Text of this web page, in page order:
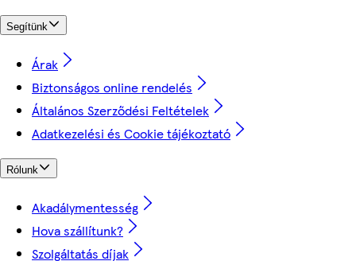
Segítünk
Árak
Biztonságos online rendelés
Általános Szerződési Feltételek
Adatkezelési és Cookie tájékoztató
Rólunk
Akadálymentesség
Hova szállítunk?
Szolgáltatás díjak